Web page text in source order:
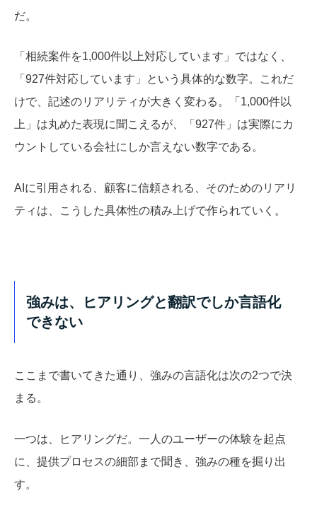
だ。
「相続案件を1,000件以上対応しています」ではなく、
「927件対応しています」という具体的な数字。これだ
けで、記述のリアリティが大きく変わる。「1,000件以
上」は丸めた表現に聞こえるが、「927件」は実際にカ
ウントしている会社にしか言えない数字である。
AIに引用される、顧客に信頼される、そのためのリアリ
ティは、こうした具体性の積み上げで作られていく。
強みは、ヒアリングと翻訳でしか言語化
できない
ここまで書いてきた通り、強みの言語化は次の2つで決
まる。
一つは、ヒアリングだ。一人のユーザーの体験を起点
に、提供プロセスの細部まで聞き、強みの種を掘り出
す。